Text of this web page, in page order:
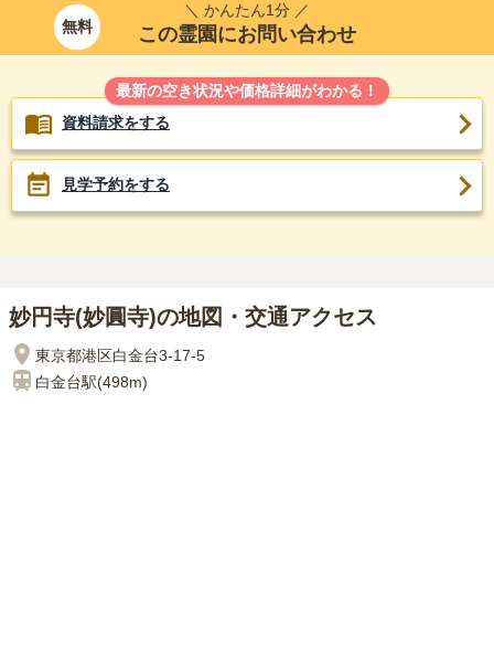
無料
＼ かんたん1分 ／
この霊園にお問い合わせ
最新の空き状況や価格詳細がわかる！
資料請求をする
見学予約をする
妙円寺(妙圓寺)の地図・交通アクセス
東京都港区白金台3-17-5
白金台駅(498m)